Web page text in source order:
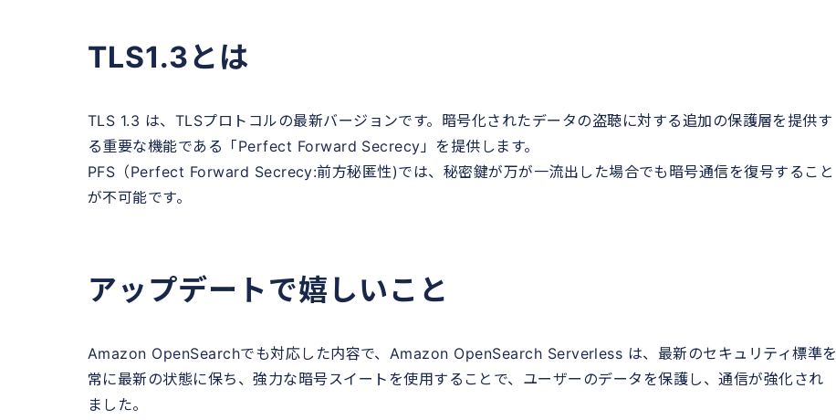
TLS1.3とは
TLS 1.3 は、TLSプロトコルの最新バージョンです。暗号化されたデータの盗聴に対する追加の保護層を提供す
る重要な機能である「Perfect Forward Secrecy」を提供します。
PFS（Perfect Forward Secrecy:前方秘匿性)では、秘密鍵が万が一流出した場合でも暗号通信を復号すること
が不可能です。
アップデートで嬉しいこと
Amazon OpenSearchでも対応した内容で、Amazon OpenSearch Serverless は、最新のセキュリティ標準を
常に最新の状態に保ち、強力な暗号スイートを使用することで、ユーザーのデータを保護し、通信が強化され
ました。